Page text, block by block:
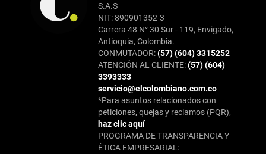
S.A.S
NIT: 890901352-3
Carrera 48 N° 30 Sur - 119, Envigado,
Antioquia, Colombia.
CONMUTADOR:(57) (604) 3315252
ATENCIÓN AL CLIENTE:(57) (604)
3393333
servicio@elcolombiano.com.co
*Para asuntos relacionados con
peticiones, quejas y reclamos (PQR),
haz clic aquí
PROGRAMA DE TRANSPARENCIA Y
ÉTICA EMPRESARIAL: